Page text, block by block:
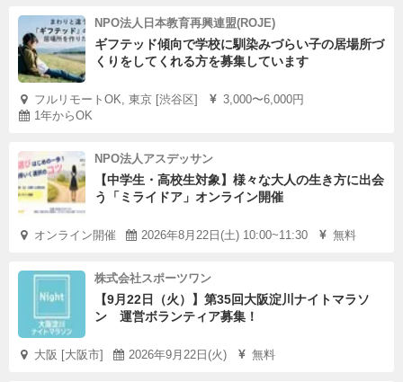
す。
本インターンは受入団体ごとに定員を設けています。
応募状況により、締切日（7/10）前であっても募集を終了
する場合があります。
あらかじめご了承ください。
軽にお問い合わせください。
●スケジュール
活動期間：2026年7月末〜12月末（要相談）
事前研修：2026年8月（予定）
中間報告会：2026年8月・10月（予定）
活動報告会：2027年2月
NPO法人日本教育再興連盟(ROJE)
ギフテッド傾向で学校に馴染みづらい子の居場所づ
くりをしてくれる方を募集しています
フルリモートOK, 東京 [渋谷区]
3,000〜6,000円
1年からOK
NPO法人アスデッサン
【中学生・高校生対象】様々な大人の生き方に出会
う「ミライドア」オンライン開催
オンライン開催 2026年8月22日(土) 10:00~11:30 無料
株式会社スポーツワン
【9月22日（火）】第35回大阪淀川ナイトマラソ
ン 運営ボランティア募集！
大阪 [大阪市] 2026年9月22日(火) 無料